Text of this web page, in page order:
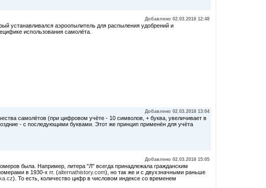
Добавлено 02.03.2018 12:48
устанавливался аэроопылитель для распыления удобрений и
использования самолёта.
Добавлено 02.03.2018 13:04
самолётов (при цифровом учёте - 10 символов, + буква, увеличивает в
- с последующими буквами. Этот же принцип применён для учёта
Добавлено 02.03.2018 15:05
была. Например, литера "Л" всегда принадлежала гражданским
в 1930-х гг. (alternathistory.com), но так же и с двухзначными раньше
). То есть, количество цифр в числовом индексе со временем